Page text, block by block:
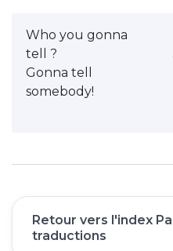
Who you gonna
tell ?
Gonna tell
somebody!
Retour vers l'index
traductions